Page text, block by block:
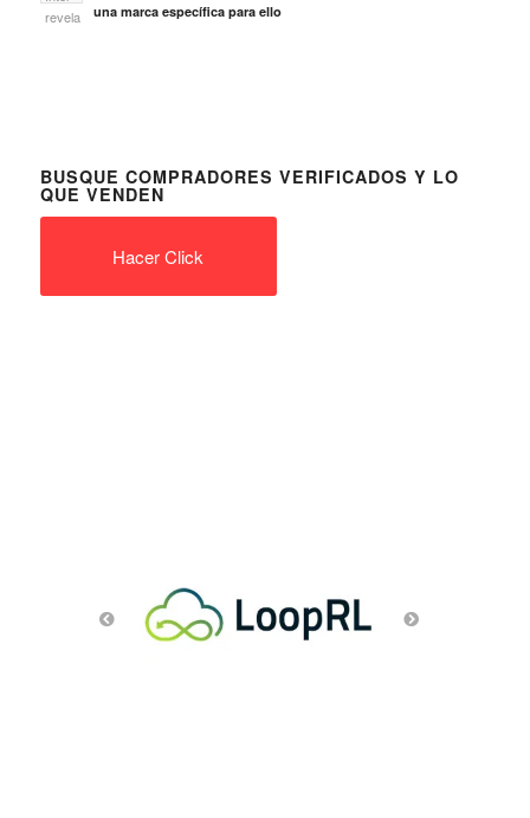
una marca específica para ello
BUSQUE COMPRADORES VERIFICADOS Y LO
QUE VENDEN
Hacer Click